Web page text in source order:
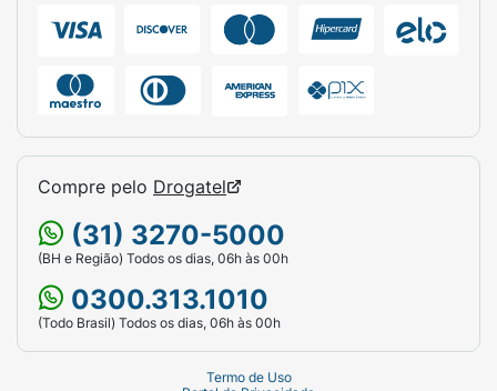
Compre pelo Drogatel
(31) 3270-5000
(BH e Região) Todos os dias, 06h às 00h
0300.313.1010
(Todo Brasil) Todos os dias, 06h às 00h
Termo de Uso